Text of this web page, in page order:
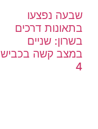
שבעה נפצעו
בתאונות דרכים
בשרון: שניים
במצב קשה בכביש
4